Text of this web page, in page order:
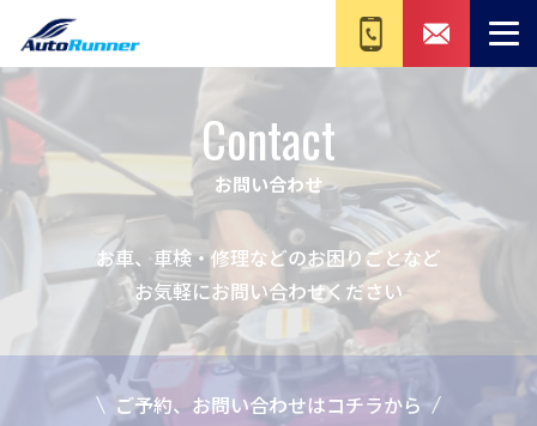
Contact
お問い合わせ
お車、車検・修理などのお困りごとなど
お気軽にお問い合わせください
ご予約、お問い合わせはコチラから